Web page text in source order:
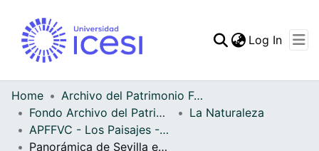
Statistics
Log In
Home
Archivo del Patrimonio Fotográfico y Fílmico del Valle del Cauca
Fondo Archivo del Patrimonio Fotográfico y Fílmico del Valle del Cauca
La Naturaleza
APFFVC - Los Paisajes - Patrimonial
Panorámica de Sevilla en 1956